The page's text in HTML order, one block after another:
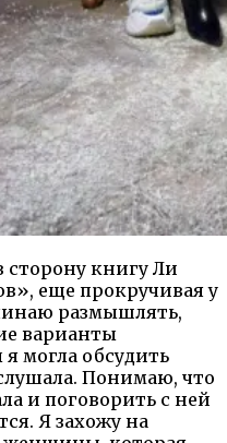
книгу Ли
еще прокручивая у
размышлять,
варианты
могла обсудить
Понимаю, что
и поговорить с ней
Я захожу на